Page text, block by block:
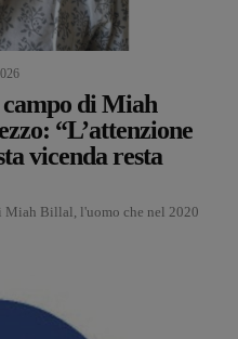
campo di Miah
“L’attenzione
vicenda resta
Miah Billal, l'uomo che nel 2020